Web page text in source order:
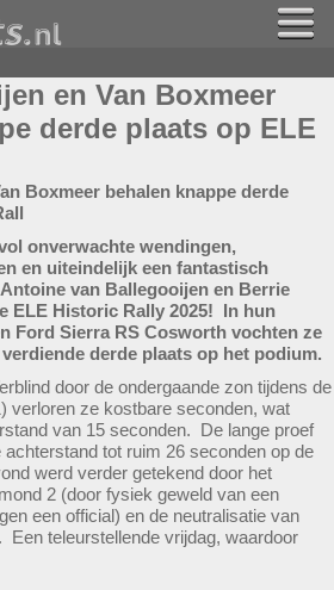
en Van Boxmeer
derde plaats op ELE
onverwachte wendingen,
en uiteindelijk een fantastisch
van Ballegooijen en Berrie
ELE Historic Rally 2025! In hun
Ford Sierra RS Cosworth vochten ze
derde plaats op het podium.
door de ondergaande zon tijdens de
verloren ze kostbare seconden, wat
van 15 seconden. De lange proef
tot ruim 26 seconden op de
werd verder getekend door het
2 (door fysiek geweld van een
een official) en de neutralisatie van
Een teleurstellende vrijdag, waardoor